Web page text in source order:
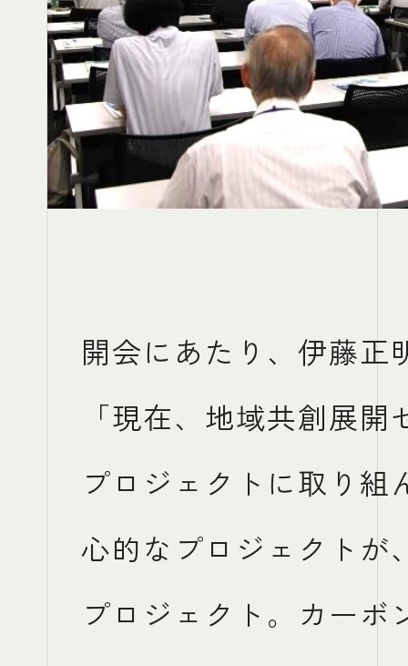
開会にあたり、伊藤正
「現在、地域共創展
プロジェクトに取り組
心的なプロジェクトが
プロジェクト。カーボ